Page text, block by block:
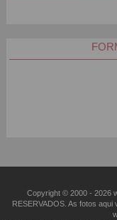
Copyright © 2000 - ­2026
RESERVADOS. As fotos